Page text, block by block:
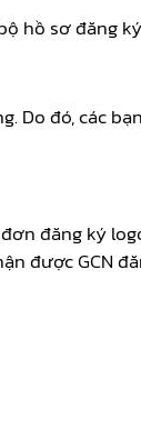
hồ sơ đăng
đó, các
đăng ký
được GCN